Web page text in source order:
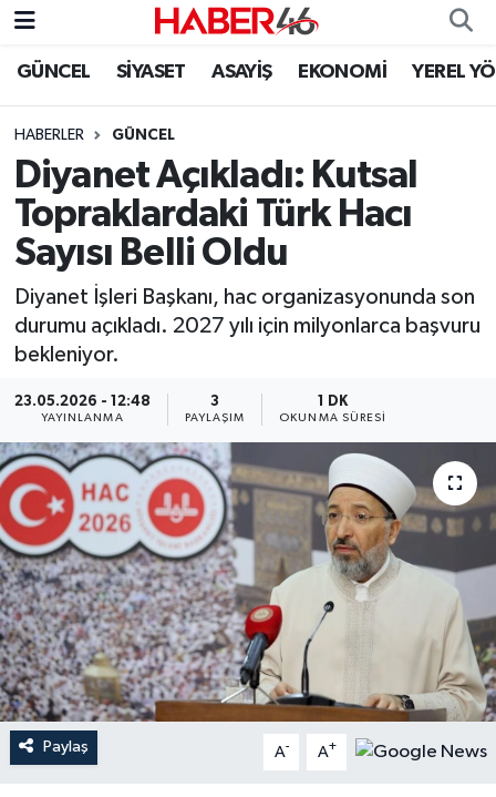
GÜNCEL SİYASET ASAYİŞ EKONOMİ YEREL
HABERLER GÜNCEL
Diyanet Açıkladı: Kutsal
Topraklardaki Türk Hacı
Sayısı Belli Oldu
Diyanet İşleri Başkanı, hac organizasyonunda son
durumu açıkladı. 2027 yılı için milyonlarca başvuru
bekleniyor.
23.05.2026 - 12:48
YAYINLANMA
3
PAYLAŞIM
1 DK
OKUNMA SÜRESI
Paylaş A- A+
GÜNCEL
SİYASET
EKONOMİ
SPOR
YAŞAM
TEKNOLOJİ
SAĞLIK
EĞİTİM
İLÇE HABERLERİ
KÜLTÜR-SANAT
KSÜ
DÜNYA
ROPORTAJ
Nöbetçi Eczaneler
Hava Durumu
Kahramanmaraş Namaz Vakitleri
Trafik Durumu
Süper Lig Puan Durumu ve Fikstür
Tüm Manşetler
Son Dakika Haberleri
Haber Arşivi